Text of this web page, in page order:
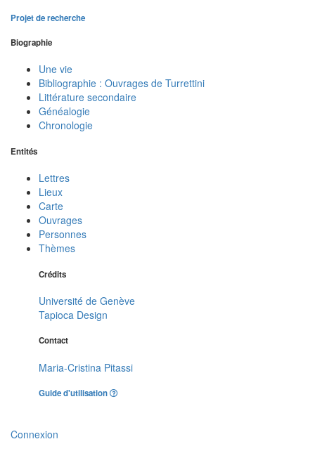
Projet de recherche
Biographie
Une vie
Bibliographie : Ouvrages de Turrettini
Littérature secondaire
Généalogie
Chronologie
Entités
Lettres
Lieux
Carte
Ouvrages
Personnes
Thèmes
Crédits
Université de Genève
Tapioca Design
Contact
Maria-Cristina Pitassi
Guide d'utilisation
Connexion